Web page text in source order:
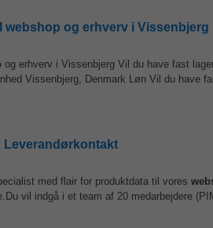
webshop og erhverv i Vissenbjerg
og erhverv i Vissenbjerg Vil du have fast
Vissenbjerg, Denmark Løn Vil du have
Leverandørkontakt
med flair for produktdata til vores
vil indgå i et team af 20 medarbejdere